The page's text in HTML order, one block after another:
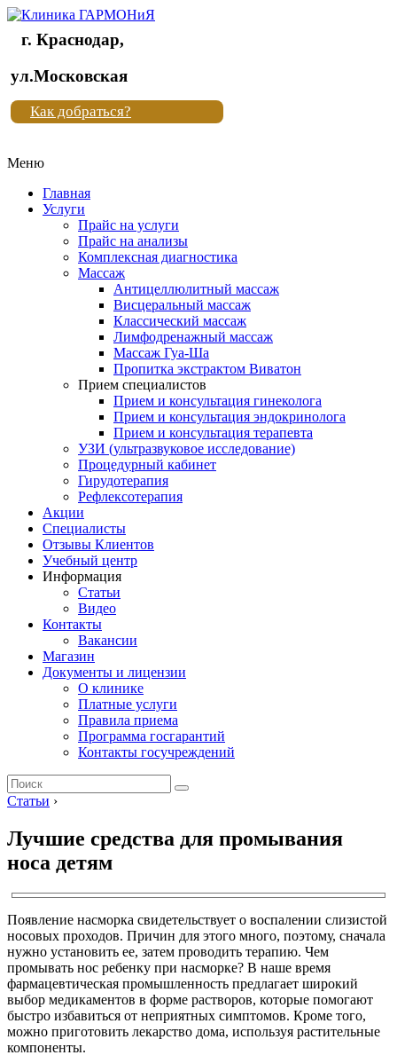
Клиника
"Новая
жизнь"
Клиника
жизнь"
г. Краснодар,
ул.Московская
Как добраться?
Меню
Главная
Услуги
Прайс на услуги
Прайс на анализы
Комплексная диагностика
Массаж
Антицеллюлитный массаж
Висцеральный массаж
Классический массаж
Лимфодренажный массаж
Массаж Гуа-Ша
Пропитка экстрактом Виватон
Прием специалистов
Прием и консультация гинеколога
Прием и консультация эндокринолога
Прием и консультация терапевта
УЗИ (ультразвуковое исследование)
Процедурный кабинет
Гирудотерапия
Рефлексотерапия
Акции
Специалисты
Отзывы Клиентов
Учебный центр
Информация
Статьи
Видео
Контакты
Вакансии
Магазин
Документы и лицензии
О клинике
Платные услуги
Правила приема
Программа госгарантий
Контакты госучреждений
Статьи ›
Лучшие средства для промывания
носа детям
Появление насморка свидетельствует о воспалении слизистой
носовых проходов. Причин для этого много, поэтому, сначала
нужно установить ее, затем проводить терапию. Чем
промывать нос ребенку при насморке? В наше время
фармацевтическая промышленность предлагает широкий
выбор медикаментов в форме растворов, которые помогают
быстро избавиться от неприятных симптомов. Кроме того,
можно приготовить лекарство дома, используя растительные
компоненты.